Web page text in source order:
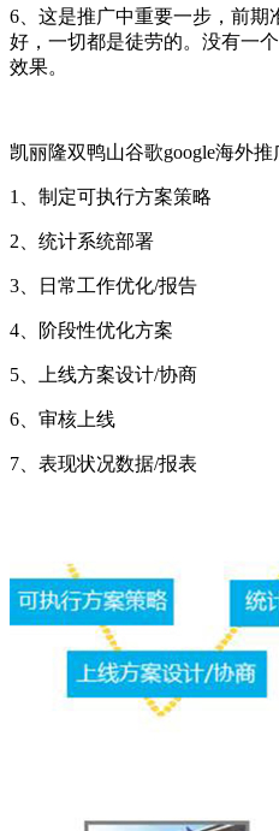
6、这是推广中重要一步，前
好，一切都是徒劳的。没有一
效果。
凯丽隆双鸭山谷歌google海外推
1、制定可执行方案策略
2、统计系统部署
3、日常工作优化/报告
4、阶段性优化方案
5、上线方案设计/协商
6、审核上线
7、表现状况数据/报表